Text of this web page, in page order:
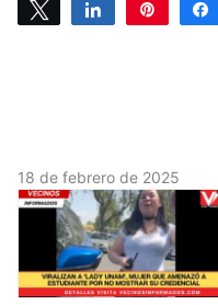
Tweet Share Pin
18 de febrero de 2025